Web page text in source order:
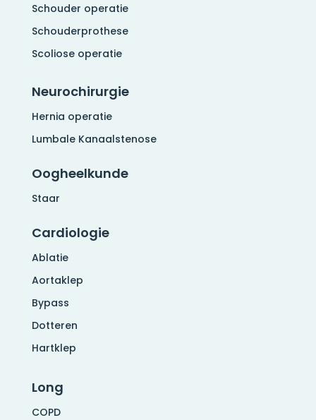
Schouder operatie
Schouderprothese
Scoliose operatie
Neurochirurgie
Hernia operatie
Lumbale Kanaalstenose
Oogheelkunde
Staar
Cardiologie
Ablatie
Aortaklep
Bypass
Dotteren
Hartklep
Long
COPD